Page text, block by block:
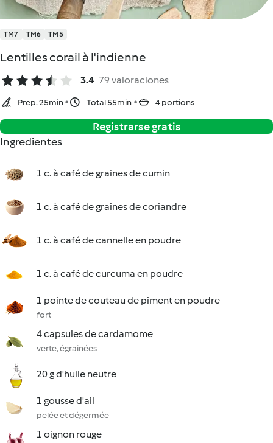
TM7 TM6 TM5
Lentilles corail à l'indienne
3.4 79 valoraciones
Prep. 25min Total 55min 4 portions
Registrarse gratis
Ingredientes
1 c. à café de graines de cumin
1 c. à café de graines de coriandre
1 c. à café de cannelle en poudre
1 c. à café de curcuma en poudre
1 pointe de couteau de piment en poudre
fort
4 capsules de cardamome
verte, égrainées
20 g d'huile neutre
1 gousse d'ail
pelée et dégermée
1 oignon rouge